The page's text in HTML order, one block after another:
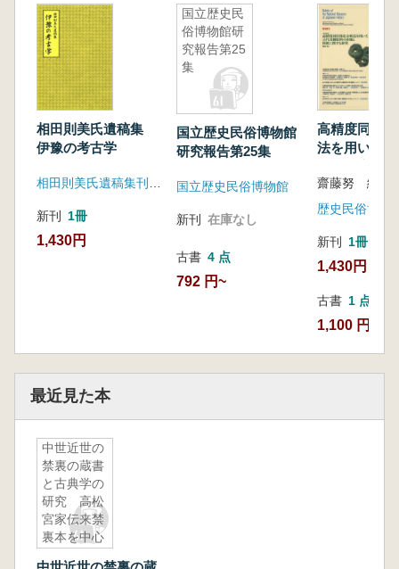
相田則美氏遺稿集
伊豫の考古学
相田則美氏遺稿集刊行会
新刊 1冊
1,430円
国立歴史民
俗博物館研
究報告第25
集
国立歴史民俗博物館
研究報告第25集
国立歴史民俗博物館
新刊 在庫なし
古書 4 点
792 円~
高精度同位
法を用いた
関する研究
齋藤努 編
歴史民俗博物
新刊 1冊
1,430円
古書 1 点
1,100 円
最近見た本
中世近世の
禁裏の蔵書
と古典学の
研究 高松
宮家伝来禁
裏本を中心